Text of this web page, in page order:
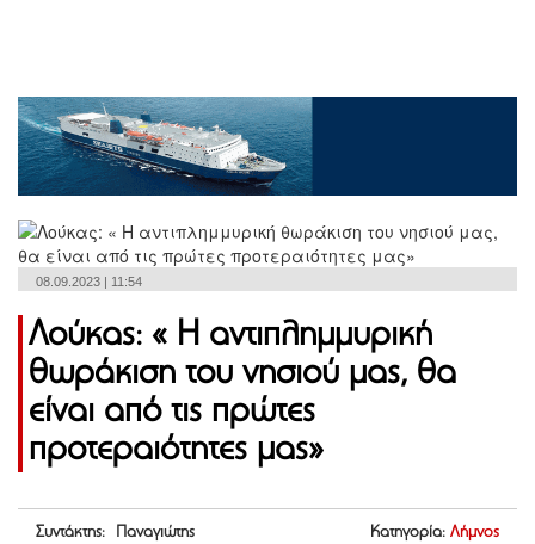
08.09.2023 | 11:54
Λούκας: « Η αντιπλημμυρική
θωράκιση του νησιού μας, θα
είναι από τις πρώτες
προτεραιότητες μας»
Συντάκτης: Παναγιώτης
Κατηγορία: Λήμνος